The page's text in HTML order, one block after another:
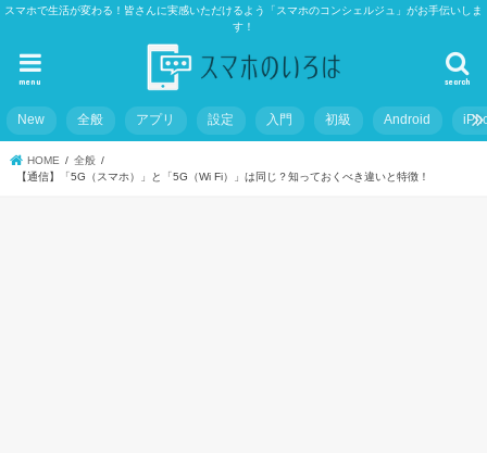
スマホで生活が変わる！皆さんに実感いただけるよう「スマホのコンシェルジュ」がお手伝いしま
す！
search
menu
New 全般 アプリ 設定 入門 初級 Android
HOME
全般
【通信】「5G（スマホ）」と「5G（Wi Fi）」は同じ？知っておくべき違いと特徴！